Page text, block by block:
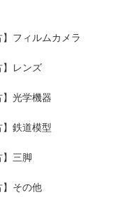
】フィルムカメラ
】レンズ
】光学機器
】鉄道模型
】三脚
】その他